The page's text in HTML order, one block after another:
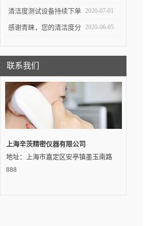
有不同的意义
交付——吉林客户
清洁度测试设备持续下单 2020-07-01
感谢青睐，您的清洁度分 2020-06-05
联系我们
上海辛茨精密仪器有限公司
地址：上海市嘉定区安亭镇墨玉南路
888